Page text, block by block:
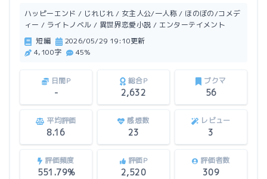
ハッピーエンド / じれじれ / 女主人公/一人称 / ほのぼの/コメデ
ィー / ライトノベル / 異世界恋愛小説 / エンターテイメント
短編
2026/05/29 19:10更新
4,100字
45%
日間P
-
総合P
2,632
ブクマ
56
平均評価
8.16
感想数
23
レビュー
3
評価頻度
551.79%
評価P
2,520
評価者数
309